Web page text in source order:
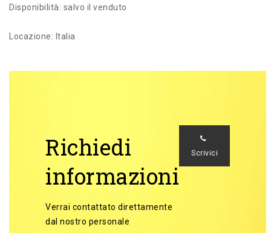
Disponibilità: salvo il venduto
Locazione: Italia
Richiedi
informazioni
Verrai contattato direttamente
dal nostro personale
Scrivici